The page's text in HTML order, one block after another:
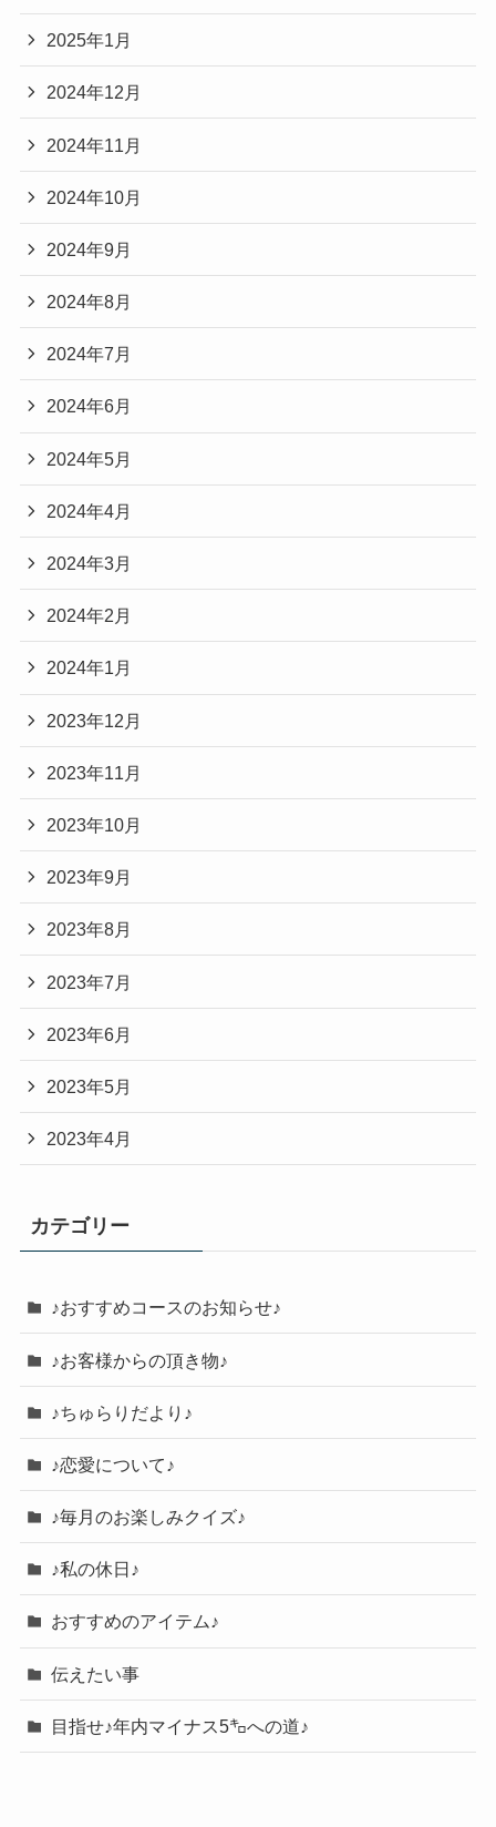
2025年1月
2024年12月
2024年11月
2024年10月
2024年9月
2024年8月
2024年7月
2024年6月
2024年5月
2024年4月
2024年3月
2024年2月
2024年1月
2023年12月
2023年11月
2023年10月
2023年9月
2023年8月
2023年7月
2023年6月
2023年5月
2023年4月
カテゴリー
♪おすすめコースのお知らせ♪
♪お客様からの頂き物♪
♪ちゅらりだより♪
♪恋愛について♪
♪毎月のお楽しみクイズ♪
♪私の休日♪
おすすめのアイテム♪
伝えたい事
目指せ♪年内マイナス5㌔への道♪